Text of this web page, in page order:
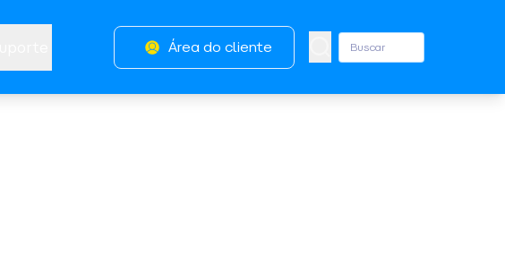
Área do cliente